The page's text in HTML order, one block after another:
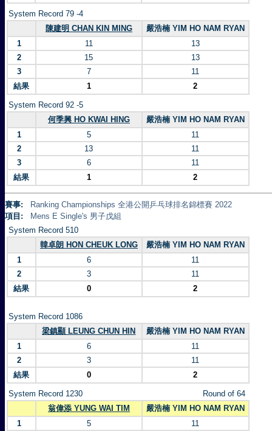
System Record 79 -4
陳建明 CHAN KIN MING
嚴浩楠 YIM HO NAM RYAN
1
11
13
2
15
13
3
7
11
結果
1 2
System Record 92 -5
何季興 HO KWAI HING
嚴浩楠 YIM HO NAM RYAN
1
5
11
2
13
11
3
6
11
結果
1 2
賽事:
Ranking Championships 全港公開乒乓球排名錦標賽 2022
項目:
Mens E Single's 男子戊組
System Record 510
韓卓朗 HON CHEUK LONG
嚴浩楠 YIM HO NAM RYAN
1
6
11
2
3
11
結果
0 2
System Record 1086
梁鎮顯 LEUNG CHUN HIN
嚴浩楠 YIM HO NAM RYAN
1
6
11
2
3
11
結果
0 2
System Record 1230
Round of 64
翁偉添 YUNG WAI TIM
嚴浩楠 YIM HO NAM RYAN
1
5
11